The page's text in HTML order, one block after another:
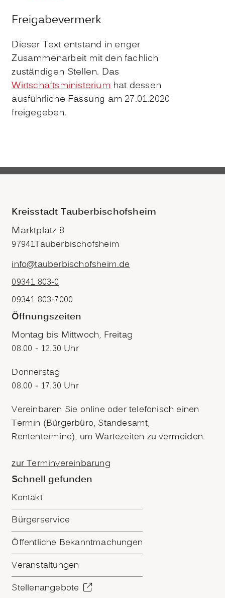
Freigabevermerk
Dieser Text entstand in enger
Zusammenarbeit mit den fachlich
zuständigen Stellen. Das
Wirtschaftsministeriumhat dessen
ausführliche Fassung am 27.01.2020
freigegeben.
Kreisstadt Tauberbischofsheim
Marktplatz 8
97941Tauberbischofsheim
info@tauberbischofsheim.de
09341 803-0
09341 803-7000
Öffnungszeiten
Montag bis Mittwoch, Freitag
08.00 - 12.30 Uhr
Donnerstag
08.00 - 17.30 Uhr
Vereinbaren Sie online oder telefonisch einen
Termin (Bürgerbüro, Standesamt,
Rententermine), um Wartezeiten zu vermeiden.
zur Terminvereinbarung
Schnell gefunden
Kontakt
Bürgerservice
Öffentliche Bekanntmachungen
Veranstaltungen
Stellenangebote